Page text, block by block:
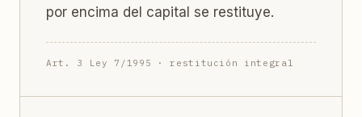
por encima del capital se restituye.
Art. 3 Ley 7/1995 · restitución integral